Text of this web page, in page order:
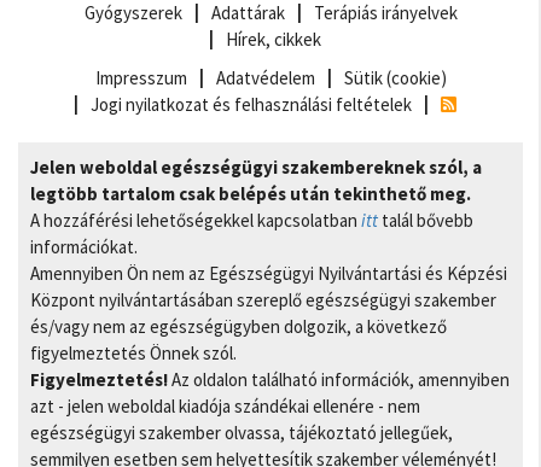
Gyógyszerek Adattárak
Terápiás irányelvek
Hírek, cikkek
Impresszum
Adatvédelem
Sütik (cookie)
Jogi nyilatkozat és felhasználási feltételek
Jelen weboldal egészségügyi szakembereknek szól, a
legtöbb tartalom csak belépés után tekinthető meg.
A hozzáférési lehetőségekkel kapcsolatban itt talál bővebb
információkat.
Amennyiben Ön nem az Egészségügyi Nyilvántartási és Képzési
Központ nyilvántartásában szereplő egészségügyi szakember
és/vagy nem az egészségügyben dolgozik, a következő
figyelmeztetés Önnek szól.
Figyelmeztetés!Az oldalon található információk, amennyiben
azt - jelen weboldal kiadója szándékai ellenére - nem
egészségügyi szakember olvassa, tájékoztató jellegűek,
semmilyen esetben sem helyettesítik szakember véleményét!